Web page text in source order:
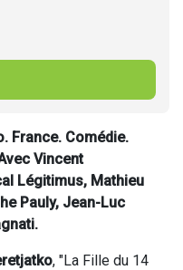
France. Comédie.
Vincent
Légitimus, Mathieu
Pauly, Jean-Luc
, "La Fille du 14